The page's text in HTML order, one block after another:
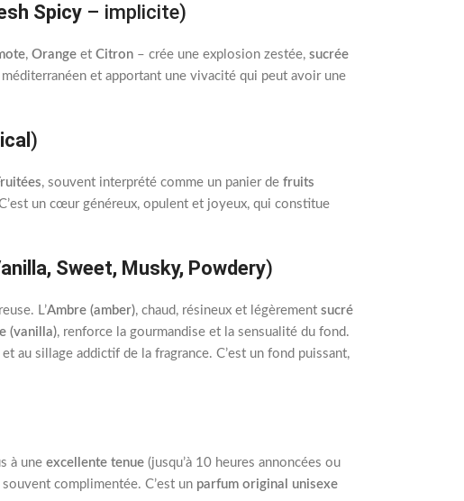
Spicy – implicite)
, Orange et Citron – crée une explosion zestée, sucrée
et apportant une vivacité qui peut avoir une
)
, souvent interprété comme un panier de fruits
un cœur généreux, opulent et joyeux, qui constitue
Sweet, Musky, Powdery)
L’Ambre (amber), chaud, résineux et légèrement sucré
(vanilla), renforce la gourmandise et la sensualité du fond.
au sillage addictif de la fragrance. C’est un fond puissant,
à une excellente tenue (jusqu’à 10 heures annoncées ou
complimentée. C’est un parfum original unisexe